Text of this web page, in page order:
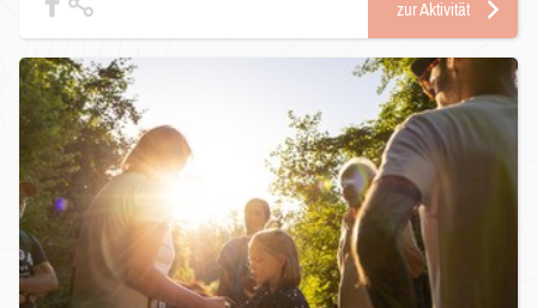
zur Aktivität